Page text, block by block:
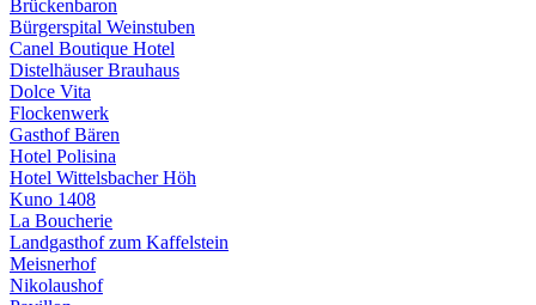
Brückenbaron
Bürgerspital Weinstuben
Canel Boutique Hotel
Distelhäuser Brauhaus
Dolce Vita
Flockenwerk
Gasthof Bären
Hotel Polisina
Hotel Wittelsbacher Höh
Kuno 1408
La Boucherie
Landgasthof zum Kaffelstein
Meisnerhof
Nikolaushof